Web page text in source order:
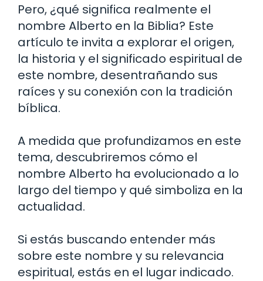
Pero, ¿qué significa realmente el
nombre Alberto en la Biblia? Este
artículo te invita a explorar el origen,
la historia y el significado espiritual de
este nombre, desentrañando sus
raíces y su conexión con la tradición
bíblica.
A medida que profundizamos en este
tema, descubriremos cómo el
nombre Alberto ha evolucionado a lo
largo del tiempo y qué simboliza en la
actualidad.
Si estás buscando entender más
sobre este nombre y su relevancia
espiritual, estás en el lugar indicado.